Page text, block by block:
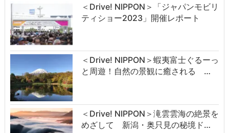
＜Drive! NIPPON＞「ジャパンモビリ
ティショー2023」開催レポート
＜Drive! NIPPON＞蝦夷富士ぐるーっ
と周遊！自然の景観に癒される …
＜Drive! NIPPON＞滝雲雲海の絶景を
めざして 新潟・奥只見の秘境ド…